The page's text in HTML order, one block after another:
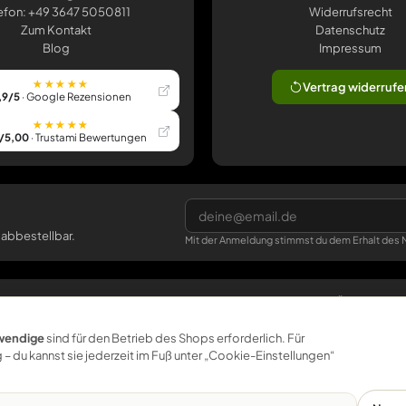
+49 3647 5050811
Zum Kontakt
Blog
★★★★★
5 · Google Rezensionen
★★★★★
5,00· Trustami Bewertungen
Widerrufsrecht
Datenschutz
Impressum
Vertrag
Mit der Anmeldung stimmst du dem Erhalt
SERVICE
Versand & Lieferzeit
Größen & Gebinde
BÜTIC
Nachhaltigkeit
klemmbrett.de
sind für den Betrieb des Shops erforderlich. Für
du kannst sie jederzeit im Fuß unter „Cookie-Einstellungen“